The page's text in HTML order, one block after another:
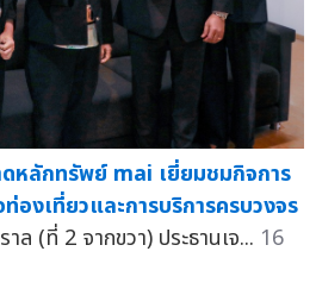
หลักทรัพย์ mai เยี่ยมชมกิจการ
องเที่ยวและการบริการครบวงจร
(ที่ 2 จากขวา) ประธานเจ... 16